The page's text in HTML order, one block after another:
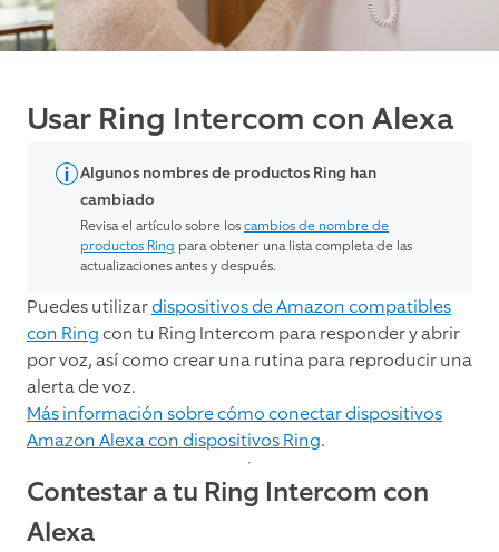
Usar Ring Intercom con Alexa
Algunos nombres de productos Ring han
cambiado
Revisa el artículo sobre loscambios de nombre de
productos Ring para obtener una lista completa de las
actualizaciones antes y después.
Puedes utilizardispositivos de Amazon compatibles
con Ringcon tu Ring Intercom para responder y abrir
por voz, así como crear una rutina para reproducir una
alerta de voz.
Más información sobre cómo conectar dispositivos
Amazon Alexa con dispositivos Ring.
Contestar a tu Ring Intercom con
Alexa